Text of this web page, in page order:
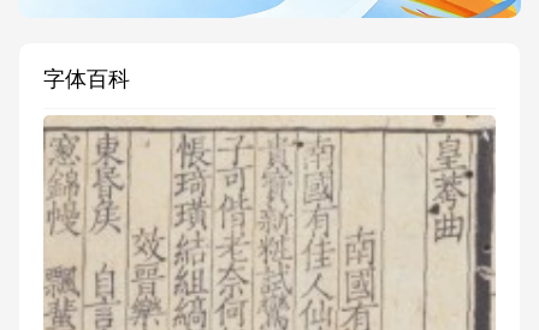
字体百科